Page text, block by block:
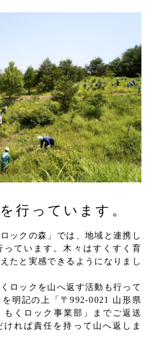
行っています。
ックの森」では、地域と連携し
っています。木々はすくすく育
たと実感できるようになりまし
ロックを山へ返す活動も行って
明記の上「〒992-0021 山形県
もくロック事業部」までご返送
ければ責任を持って山へ返しま